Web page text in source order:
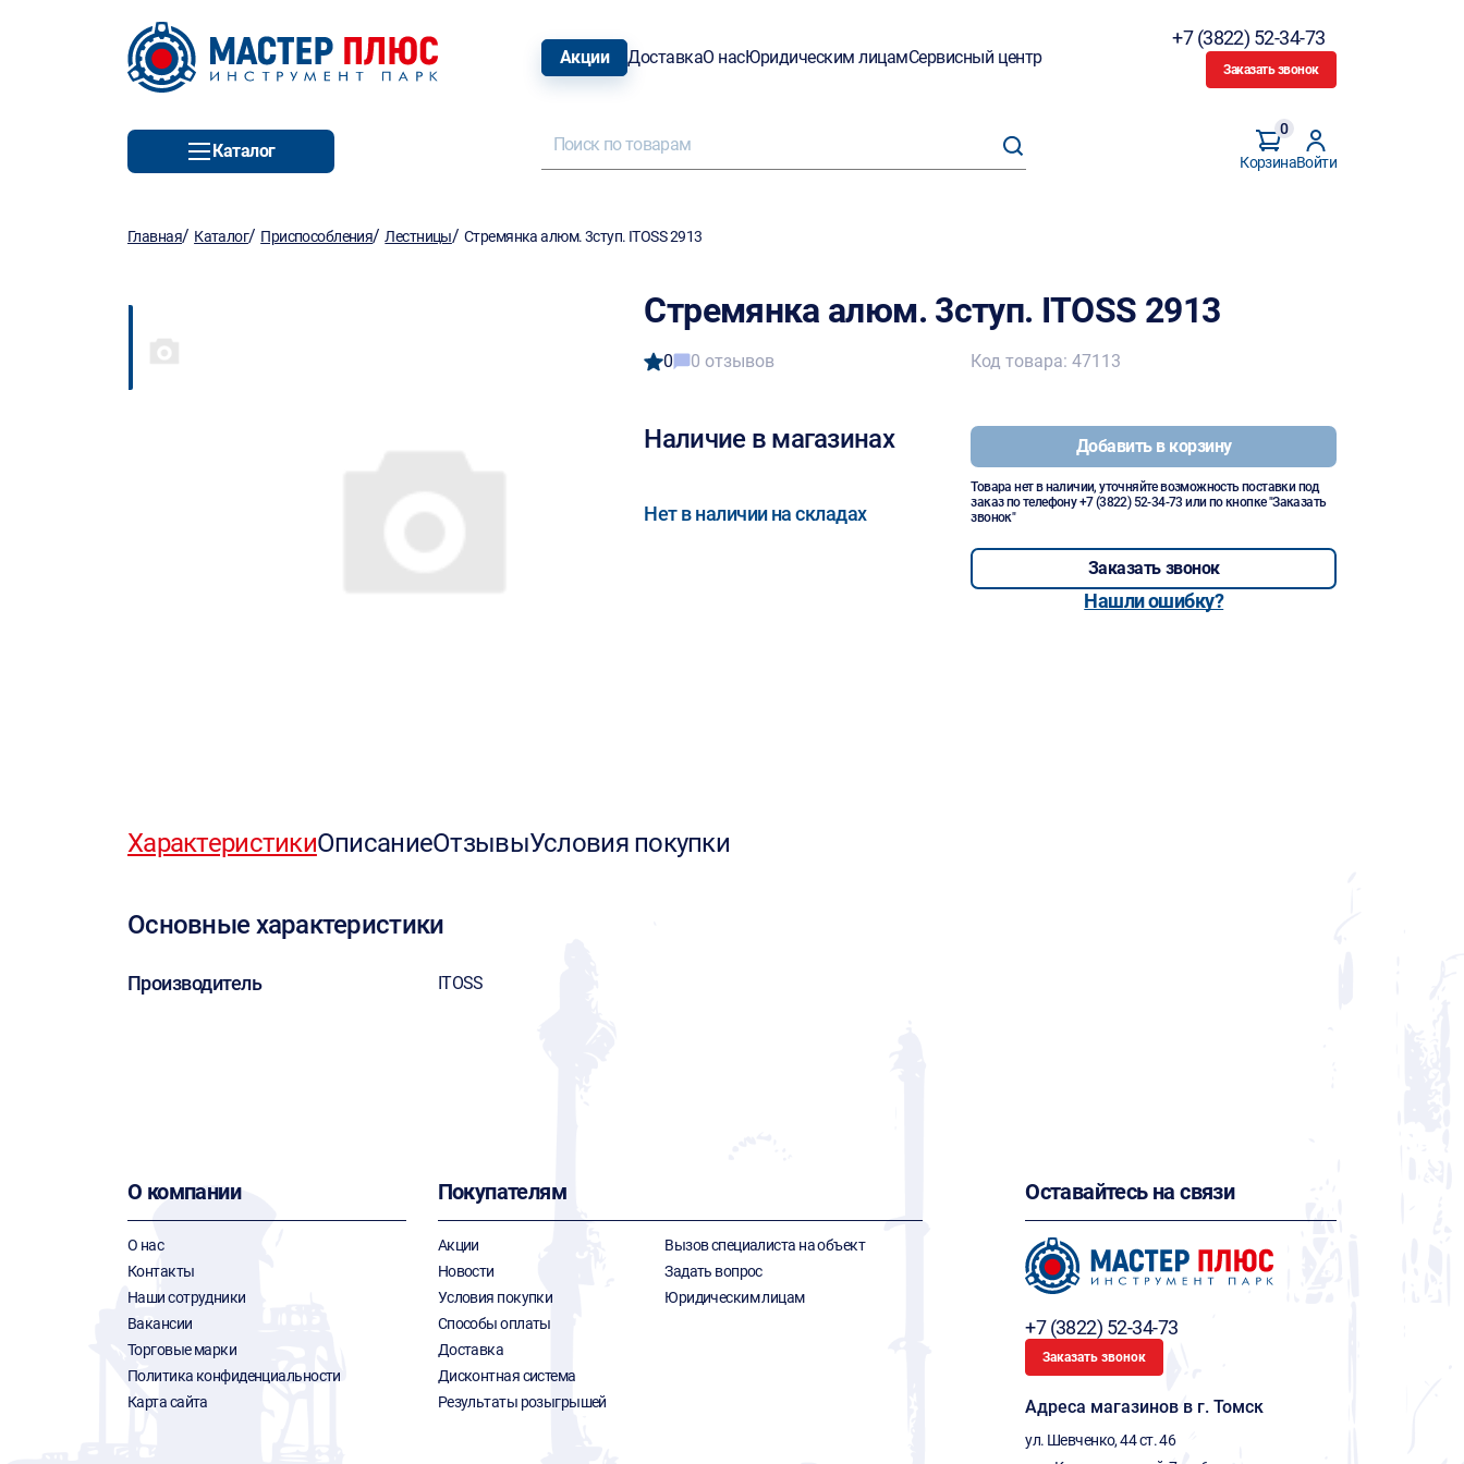
Акции ДоставкаО насЮридическим лицамСервисный центр
+7 (3822) 52-34-73
Заказать звонок
Каталог
Корзина
0
Войти
Главная/ Каталог/ Приспособления/Лестницы/ Стремянка алюм. 3ступ. ITOSS 2913
Стремянка алюм. 3ступ. ITOSS 2913
0 0 отзывов
Наличие в магазинах
Нет в наличии на складах
Код товара: 47113
Добавить в корзину
Товара нет в наличии, уточняйте возможность поставки под
заказ по телефону+7 (3822) 52-34-73 или по кнопке "Заказать
звонок"
Заказать звонок
Нашли ошибку?
ХарактеристикиОписаниеОтзывыУсловия покупки
Основные характеристики
Производитель ITOSS
О компании
О нас
Контакты
Наши сотрудники
Вакансии
Торговые марки
Политика конфиденциальности
Карта сайта
Покупателям
Акции
Новости
Условия покупки
Способы оплаты
Доставка
Дисконтная система
Результаты розыгрышей
Вызов специалиста на объект
Задать вопрос
Юридическим лицам
Оставайтесь на связи
+7 (3822) 52-34-73
Заказать звонок
Адреса магазинов в г. Томск
ул. Шевченко, 44 ст. 46